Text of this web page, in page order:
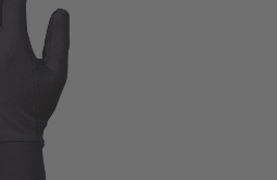
E-post:
kundeservice@japanphoto.no